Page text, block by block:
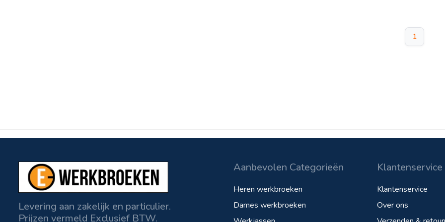
1
Levering aan zakelijk en particulier.
Prijzen vermeld Exclusief BTW.
Aanbevolen Categorieën
Heren werkbroeken
Dames werkbroeken
Klantenservice
Klantenservice
Over ons